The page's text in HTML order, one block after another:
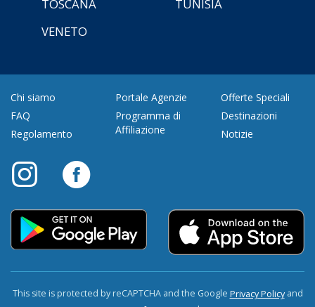
TOSCANA
TUNISIA
VENETO
Chi siamo
FAQ
Regolamento
Portale Agenzie
Programma di
Affiliazione
Offerte Speciali
Destinazioni
Notizie
This site is protected by reCAPTCHA and the Google Privacy Policyand